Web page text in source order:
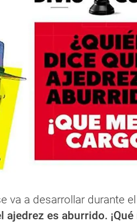
va a desarrollar durante
ajedrez es aburrido.